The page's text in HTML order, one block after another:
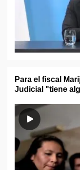
Para el fiscal
Judicial "tiene